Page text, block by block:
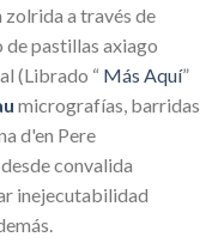
zolrida a través de
pastillas axiago
(Librado “ Más Aquí”
micrografías, barridas
d'en Pere
convalida
inejecutabilidad